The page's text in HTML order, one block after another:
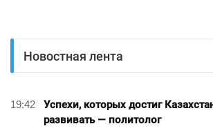
Новостная лента
19:42
Успехи, которых достиг
развивать — политолог